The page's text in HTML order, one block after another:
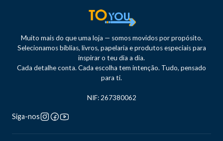
Muito mais do que uma loja — somos movidos por propósito.
Selecionamos bíblias, livros, papelaria e produtos especiais para
inspirar o teu dia a dia.
Cada detalhe conta. Cada escolha tem intenção. Tudo, pensado
para ti.
NIF: 267380062
Siga-nos